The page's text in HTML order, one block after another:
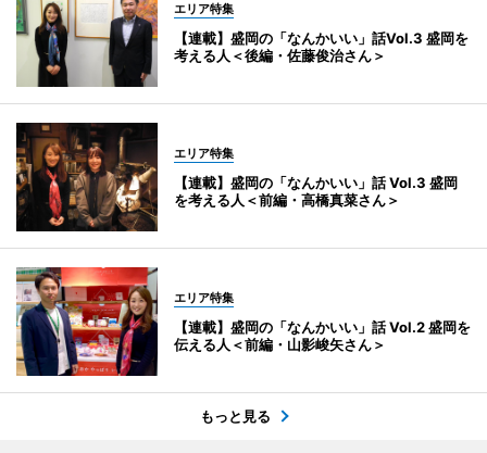
エリア特集
【連載】盛岡の「なんかいい」話Vol.3 盛岡を
考える人＜後編・佐藤俊治さん＞
エリア特集
【連載】盛岡の「なんかいい」話 Vol.3 盛岡
を考える人＜前編・高橋真菜さん＞
エリア特集
【連載】盛岡の「なんかいい」話 Vol.2 盛岡を
伝える人＜前編・山影峻矢さん＞
もっと見る